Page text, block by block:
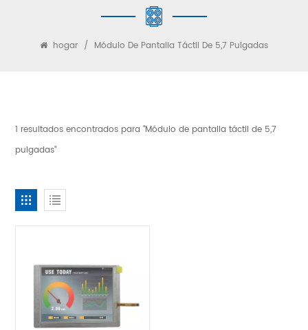
hogar / Módulo De Pantalla Táctil De 5,7 Pulgadas
1 resultados encontrados para "Módulo de pantalla táctil de 5,7
pulgadas"